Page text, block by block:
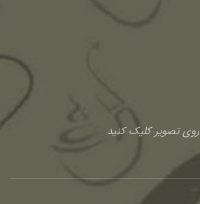
روی تصویر کلیک کنید